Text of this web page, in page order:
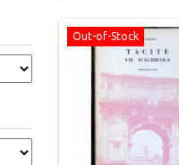
Out-of-Stock